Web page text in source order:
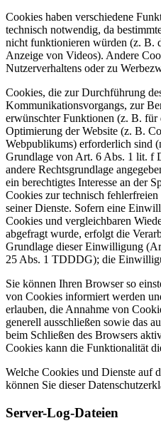
Cookies haben verschiedene
technisch notwendig, da
nicht funktionieren würden (z. B.
Anzeige von Videos). Andere
Nutzerverhaltens oder zu
Cookies, die zur Durchführung
Kommunikationsvorgangs, zur
erwünschter Funktionen (z. B.
Optimierung der Website (z. B.
Webpublikums) erforderlich sind
Grundlage von Art. 6 Abs. 1 lit. f
andere Rechtsgrundlage
ein berechtigtes Interesse an der
Cookies zur technisch
seiner Dienste. Sofern eine
Cookies und vergleichbaren
abgefragt wurde, erfolgt die
Grundlage dieser Einwilligung
25 Abs. 1 TDDDG); die
Sie können Ihren Browser so
von Cookies informiert werden
erlauben, die Annahme von
generell ausschließen sowie das
beim Schließen des Browsers
Cookies kann die Funktionalität
Welche Cookies und Dienste auf
können Sie dieser
Server-Log-Dateien